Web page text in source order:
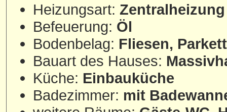
Heizungsart: Zentralheizung
Befeuerung: Öl
Bodenbelag: Fliesen,
Bauart des Hauses:
Küche: Einbauküche
Badezimmer: mit